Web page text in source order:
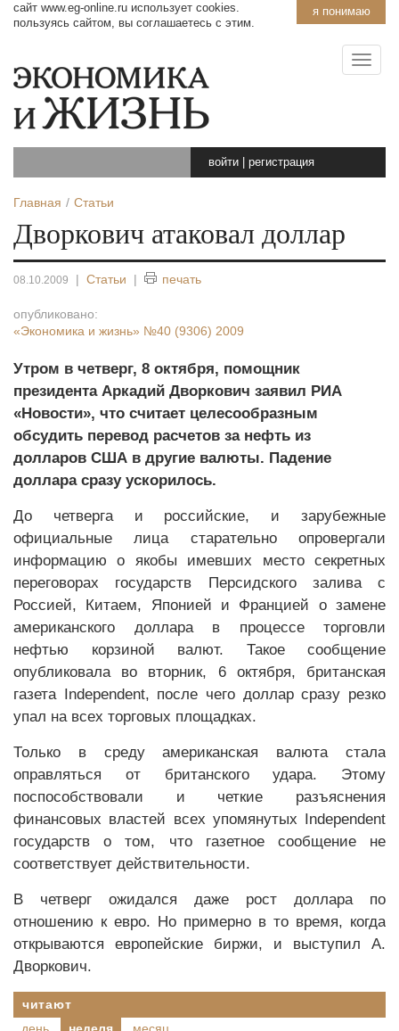
я понимаю
сайт www.eg-online.ru использует cookies.
пользуясь сайтом, вы соглашаетесь с этим.
войти регистрация
Главная Статьи
Дворкович атаковал доллар
08.10.2009 | Статьи | печать
опубликовано:
«Экономика и жизнь» №40 (9306) 2009
Утром в четверг, 8 октября, помощник
президента Аркадий Дворкович заявил РИА
«Новости», что считает целесообразным
обсудить перевод расчетов за нефть из
долларов США в другие валюты. Падение
доллара сразу ускорилось.
До четверга и российские, и зарубежные
официальные лица старательно опровергали
информацию о якобы имевших место секретных
переговорах государств Персидского залива с
Россией, Китаем, Японией и Францией о замене
американского доллара в процессе торговли
нефтью корзиной валют. Такое сообщение
опубликовала во вторник, 6 октября, британская
газета Independent, после чего доллар сразу резко
упал на всех торговых площадках.
Только в среду американская валюта стала
оправляться от британского удара. Этому
поспособствовали и четкие разъяснения
финансовых властей всех упомянутых Independent
государств о том, что газетное сообщение не
соответствует действительности.
В четверг ожидался даже рост доллара по
отношению к евро. Но примерно в то время, когда
открываются европейские биржи, и выступил А.
Дворкович.
читают